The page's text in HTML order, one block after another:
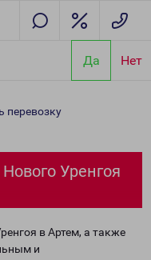
Да Нет
перевозку
Уренгоя
в Артем, а также
и